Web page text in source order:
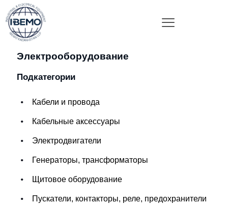
Электрооборудование
Подкатегории
Кабели и провода
Кабельные аксессуары
Электродвигатели
Генераторы, трансформаторы
Щитовое оборудование
Пускатели, контакторы, реле, предохранители